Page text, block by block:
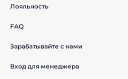
Лояльность
FAQ
Зарабатывайте с нами
Вход для менеджера